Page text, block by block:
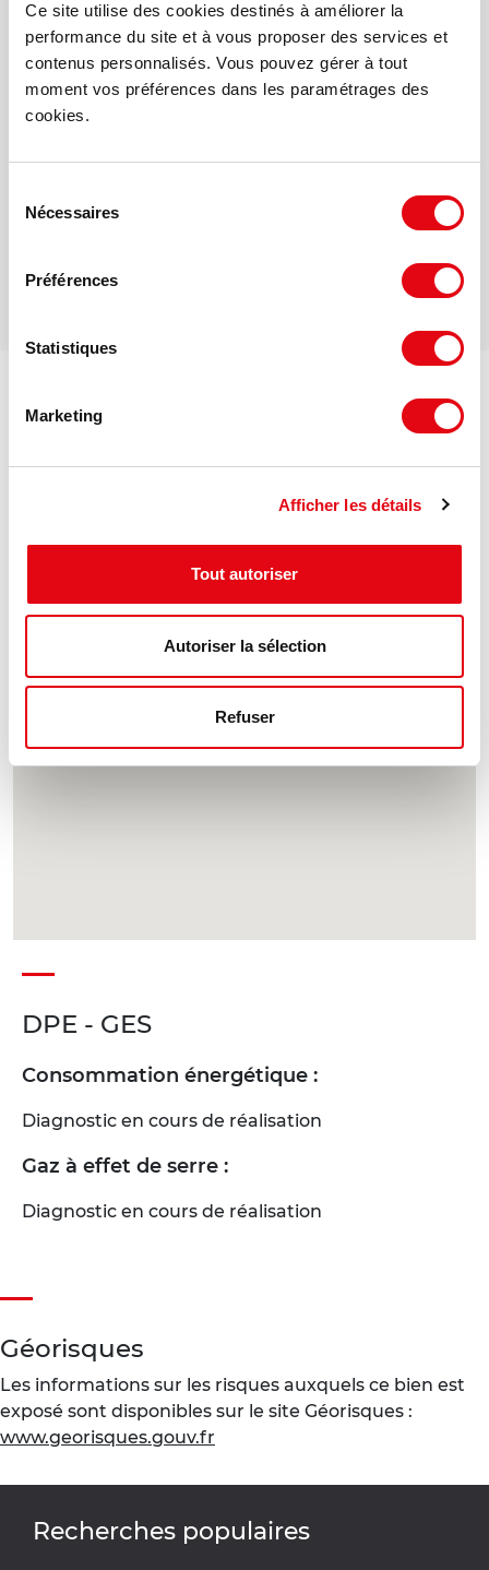
Ce site utilise des cookies destinés à améliorer la
performance du site et à vous proposer des services et
contenus personnalisés. Vous pouvez gérer à tout
moment vos préférences dans les paramétrages des
cookies.
Nécessaires
Préférences
Statistiques
Marketing
Afficher les détails
Tout autoriser
Autoriser la sélection
Refuser
Votre interlocuteur dédié
Olivier RIFFET
DPE - GES
Consommation énergétique :
Diagnostic en cours de réalisation
Gaz à effet de serre :
Diagnostic en cours de réalisation
Géorisques
Les informations sur les risques auxquels ce bien est
exposé sont disponibles sur le site Géorisques :
www.georisques.gouv.fr
Recherches populaires